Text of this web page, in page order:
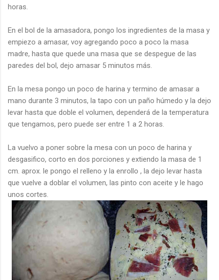
horas.
En el bol de la amasadora, pongo los ingredientes de la masa y
empiezo a amasar, voy agregando poco a poco la masa
madre, hasta que quede una masa que se despegue de las
paredes del bol, dejo amasar 5 minutos más.
En la mesa pongo un poco de harina y termino de amasar a
mano durante 3 minutos, la tapo con un paño húmedo y la dejo
levar hasta que doble el volumen, dependerá de la temperatura
que tengamos, pero puede ser entre 1 a 2 horas.
La vuelvo a poner sobre la mesa con un poco de harina y
desgasifico, corto en dos porciones y extiendo la masa de 1
cm. aprox. le pongo el relleno y la enrollo , la dejo levar hasta
que vuelve a doblar el volumen, las pinto con aceite y le hago
unos cortes.